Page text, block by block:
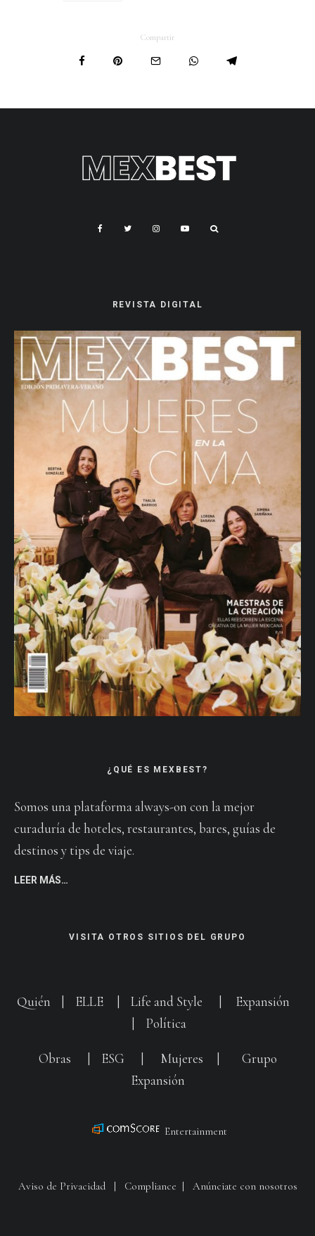
Compartir
REVISTA DIGITAL
¿QUÉ ES MEXBEST?
Somos una plataforma always-on con la mejor
curaduría de hoteles, restaurantes, bares, guías de
destinos y tips de viaje.
LEER MÁS…
VISITA OTROS SITIOS DEL GRUPO
Quién | ELLE | Life and Style | Expansión
| Política
Obras | ESG | Mujeres | Grupo
Expansión
Entertainment
Aviso de Privacidad | Compliance | Anúnciate con nosotros